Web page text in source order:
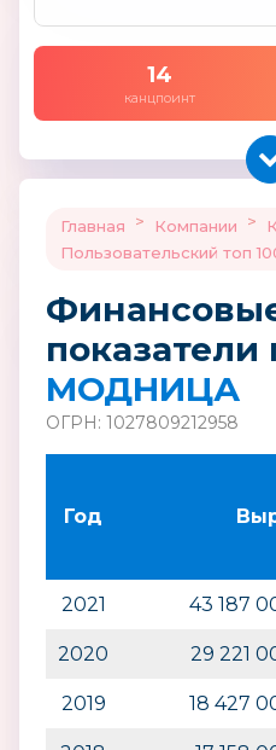
14
канцпоинт
Главная > Компании >
Пользовательский топ
показатели
МОДНИЦА
ОГРН: 1027809212958
Год
2021 43 187
2020 29 221
2019 18 427